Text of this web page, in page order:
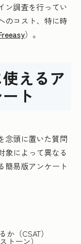
ン調査を行ってい
のコスト、特に時
）。
えるア
ト
念頭に置いた質問
象によって異なる
簡易版アンケート
（CSAT）
トーン）